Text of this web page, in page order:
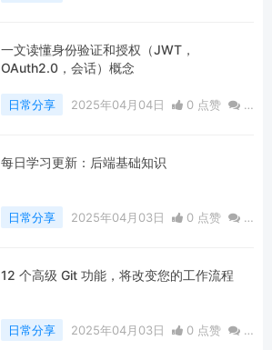
一文读懂身份验证和授权（JWT，
OAuth2.0，会话）概念
日常分享 2025年04月04日 0 点赞
0
每日学习更新：后端基础知识
日常分享 2025年04月03日 0 点赞
0
12 个高级 Git 功能，将改变您的工作流程
日常分享 2025年04月03日 0 点赞
0